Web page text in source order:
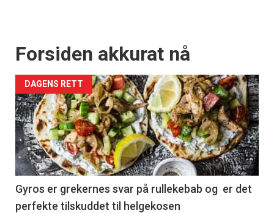
Forsiden akkurat nå
DAGENS RETT
Gyros er grekernes svar på rullekebab og er det
perfekte tilskuddet til helgekosen